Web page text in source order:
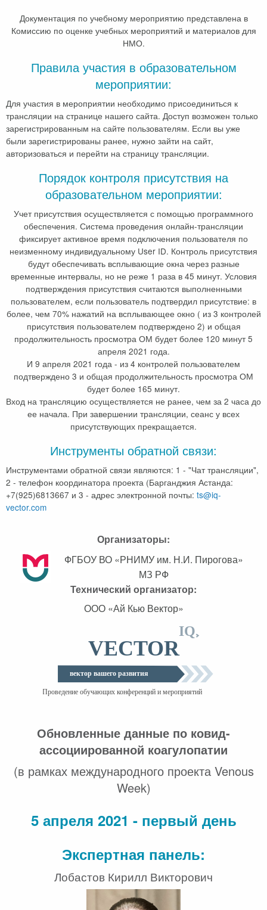
Документация по учебному мероприятию представлена в
Комиссию по оценке учебных мероприятий и материалов для
НМО.
Правила участия в образовательном
мероприятии:
Для участия в мероприятии необходимо присоединиться к
трансляции на странице нашего сайта. Доступ возможен только
зарегистрированным на сайте пользователям. Если вы уже
были зарегистрированы ранее, нужно зайти на сайт,
авторизоваться и перейти на страницу трансляции.
Порядок контроля присутствия на
образовательном мероприятии:
Учет присутствия осуществляется с помощью программного
обеспечения. Система проведения онлайн-трансляции
фиксирует активное время подключения пользователя по
неизменному индивидуальному User ID. Контроль присутствия
будут обеспечивать всплывающие окна через разные
временные интервалы, но не реже 1 раза в 45 минут. Условия
подтверждения присутствия считаются выполненными
пользователем, если пользователь подтвердил присутствие: в
более, чем 70% нажатий на всплывающее окно ( из 3 контролей
присутствия пользователем подтверждено 2) и общая
продолжительность просмотра ОМ будет более 120 минут 5
апреля 2021 года.
И 9 апреля 2021 года - из 4 контролей пользователем
подтверждено 3 и общая продолжительность просмотра ОМ
будет более 165 минут.
Вход на трансляцию осуществляется не ранее, чем за 2 часа до
ее начала. При завершении трансляции, сеанс у всех
присутствующих прекращается.
Инструменты обратной связи:
Инструментами обратной связи являются: 1 - "Чат трансляции",
2 - телефон координатора проекта (Барганджия Астанда:
+7(925)6813667 и 3 - адрес электронной почты: ts@iq-
vector.com
Организаторы:
ФГБОУ ВО «РНИМУ им. Н.И. Пирогова»
МЗ РФ
Технический организатор:
ООО «Ай Кью Вектор»
Обновленные данные по ковид-
ассоциированной коагулопатии
(в рамках международного проекта Venous
Week)
5 апреля 2021 - первый день
Экспертная панель:
Лобастов Кирилл Викторович